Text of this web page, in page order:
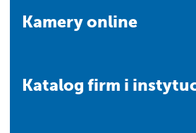
Kamery online
Katalog firm i